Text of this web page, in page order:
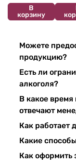
В
корзину
Можете
продукцию?
Есть ли
алкоголя?
В какое время
отвечают
Как работает
Какие
Как оформить